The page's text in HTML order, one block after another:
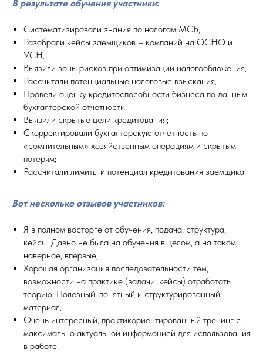
В результате обучения участники:
Систематизировали знания по налогам МСБ;
Разобрали кейсы заемщиков – компаний на ОСНО и
УСН;
Выявили зоны рисков при оптимизации налогообложения;
Рассчитали потенциальные налоговые взыскания;
Провели оценку кредитоспособности бизнеса по данным
бухгалтерской отчетности;
Выявили скрытые цели кредитования;
Скорректировали бухгалтерскую отчетность по
«сомнительным» хозяйственным операциям и скрытым
потерям;
Рассчитали лимиты и потенциал кредитования заемщика.
Вот несколько отзывов участников:
Я в полном восторге от обучения, подача, структура,
кейсы. Давно не была на обучения в целом, а на таком,
наверное, впервые;
Хорошая организация последовательности тем,
возможности на практике (задачи, кейсы) отработать
теорию. Полезный, понятный и структурированный
материал;
Очень интересный, практикориентированный тренинг с
максимально актуальной информацией для использования
в работе;